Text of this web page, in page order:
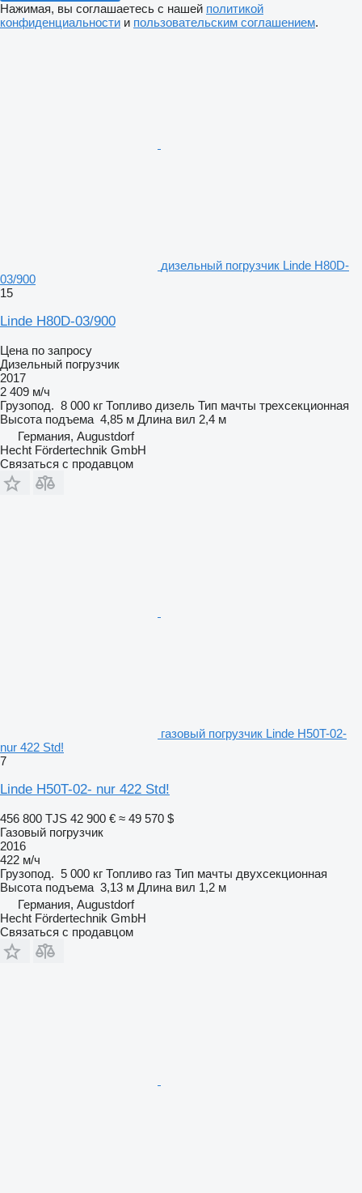
Нажимая, вы соглашаетесь с нашей политикой
конфиденциальности и пользовательским соглашением.
дизельный погрузчик Linde H80D-
03/900
15
Linde H80D-03/900
Цена по запросу
Дизельный погрузчик
2017
2 409 м/ч
Грузопод. 8 000 кг Топливо дизель Тип мачты трехсекционная
Высота подъема 4,85 м Длина вил 2,4 м
Германия, Augustdorf
Hecht Fördertechnik GmbH
Связаться с продавцом
газовый погрузчик Linde H50T-02-
nur 422 Std!
7
Linde H50T-02- nur 422 Std!
456 800 TJS 42 900 € ≈ 49 570 $
Газовый погрузчик
2016
422 м/ч
Грузопод. 5 000 кг Топливо газ Тип мачты двухсекционная
Высота подъема 3,13 м Длина вил 1,2 м
Германия, Augustdorf
Hecht Fördertechnik GmbH
Связаться с продавцом